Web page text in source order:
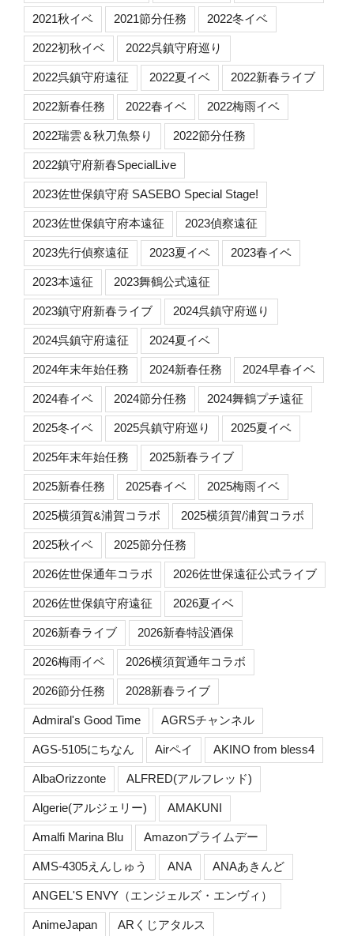
2021秋イベ 2021節分任務 2022冬イベ
2022初秋イベ 2022呉鎮守府巡り
2022呉鎮守府遠征 2022夏イベ 2022新春ライブ
2022新春任務 2022春イベ 2022梅雨イベ
2022瑞雲＆秋刀魚祭り 2022節分任務
2022鎮守府新春SpecialLive
2023佐世保鎮守府 SASEBO Special Stage!
2023佐世保鎮守府本遠征 2023偵察遠征
2023先行偵察遠征 2023夏イベ 2023春イベ
2023本遠征 2023舞鶴公式遠征
2023鎮守府新春ライブ 2024呉鎮守府巡り
2024呉鎮守府遠征 2024夏イベ
2024年末年始任務 2024新春任務 2024早春イベ
2024春イベ 2024節分任務 2024舞鶴プチ遠征
2025冬イベ 2025呉鎮守府巡り 2025夏イベ
2025年末年始任務 2025新春ライブ
2025新春任務 2025春イベ 2025梅雨イベ
2025横須賀&浦賀コラボ 2025横須賀/浦賀コラボ
2025秋イベ 2025節分任務
2026佐世保通年コラボ 2026佐世保遠征公式ライブ
2026佐世保鎮守府遠征 2026夏イベ
2026新春ライブ 2026新春特設酒保
2026梅雨イベ 2026横須賀通年コラボ
2026節分任務 2028新春ライブ
Admiral's Good Time AGRSチャンネル
AGS-5105にちなん Airペイ AKINO from bless4
AlbaOrizzonte ALFRED(アルフレッド)
Algerie(アルジェリー) AMAKUNI
Amalfi Marina Blu Amazonプライムデー
AMS-4305えんしゅう ANA ANAあきんど
ANGEL'S ENVY（エンジェルズ・エンヴィ）
AnimeJapan ARくじアタルス